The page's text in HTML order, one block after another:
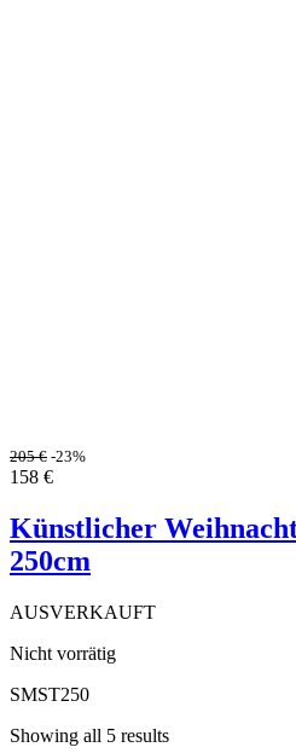
205€ -23%
158 €
Künstlicher
250cm
AUSVERKAUFT
Nicht vorrätig
SMST250
Showing all 5 results